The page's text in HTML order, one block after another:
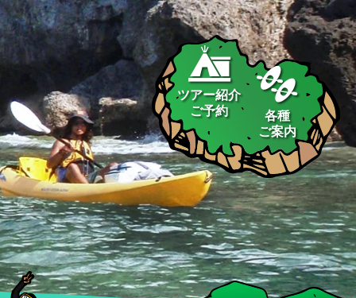
ツアー紹介
ご予約
各種
ご案内